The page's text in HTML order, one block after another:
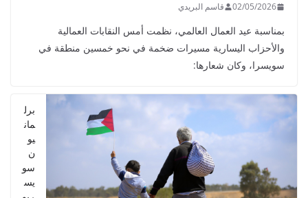
02/05/2026 قاسم البريدي
بمناسبة عيد العمال العالمي، نظمت أمس النقابات العمالية
والأحزاب اليسارية مسيرات ضخمة في نحو خمسين منطقة في
سويسرا، وكان شعارها:
برل
مان
يو
ن
سو
يس